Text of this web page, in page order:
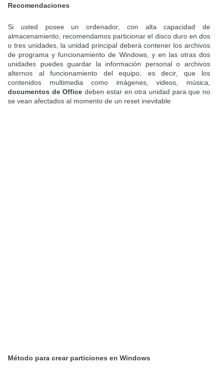
Recomendaciones
Si usted posee un ordenador, con alta capacidad de
almacenamiento, recomendamos particionar el disco duro en dos
o tres unidades, la unidad principal deberá contener los archivos
de programa y funcionamiento de Windows, y en las otras dos
unidades puedes guardar la información personal o archivos
alternos al funcionamiento del equipo, es decir, que los
contenidos multimedia como imágenes, videos, música,
documentos de Office deben estar en otra unidad para que no
se vean afectados al momento de un reset inevitable
Método para crear particiones en Windows